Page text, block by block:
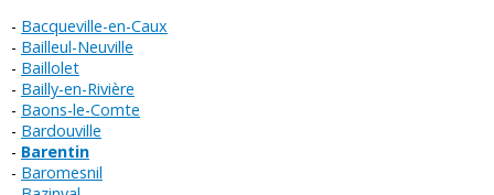
Bacqueville-en-Caux
Bailleul-Neuville
Baillolet
Bailly-en-Rivière
Baons-le-Comte
Bardouville
Barentin
Baromesnil